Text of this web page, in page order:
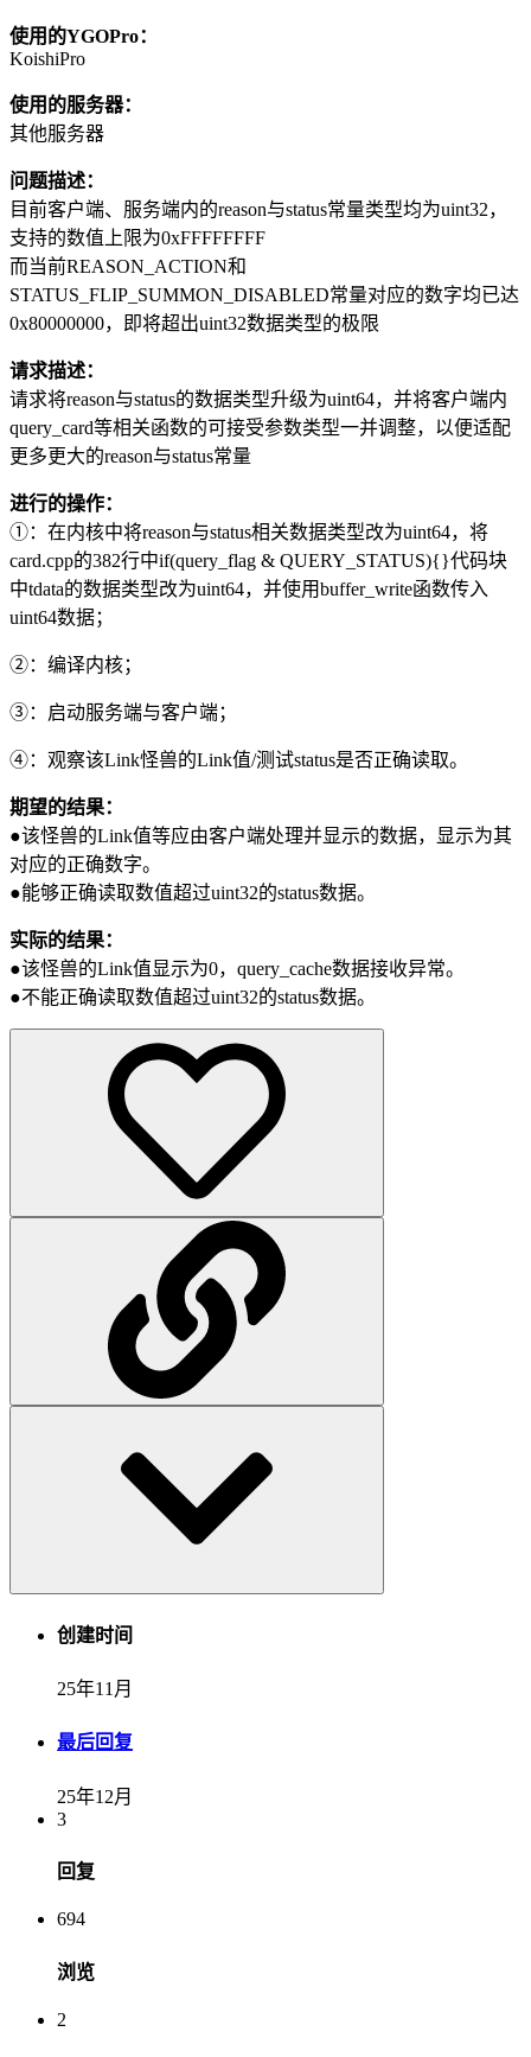
使用的YGOPro：
KoishiPro
使用的服务器：
其他服务器
问题描述：
目前客户端、服务端内的reason与status常量类型均为uint32，
支持的数值上限为0xFFFFFFFF
而当前REASON_ACTION和
STATUS_FLIP_SUMMON_DISABLED常量对应的数字均已达
0x80000000，即将超出uint32数据类型的极限
请求描述：
请求将reason与status的数据类型升级为uint64，并将客户端内
query_card等相关函数的可接受参数类型一并调整，以便适配
更多更大的reason与status常量
进行的操作：
①：在内核中将reason与status相关数据类型改为uint64，将
card.cpp的382行中if(query_flag & QUERY_STATUS){}代码块
中tdata的数据类型改为uint64，并使用buffer_write函数传入
uint64数据；
②：编译内核；
③：启动服务端与客户端；
④：观察该Link怪兽的Link值/测试status是否正确读取。
期望的结果：
●该怪兽的Link值等应由客户端处理并显示的数据，显示为其
对应的正确数字。
●能够正确读取数值超过uint32的status数据。
实际的结果：
●该怪兽的Link值显示为0，query_cache数据接收异常。
●不能正确读取数值超过uint32的status数据。
创建时间
25年11月
最后回复
25年12月
3
回复
694
浏览
2